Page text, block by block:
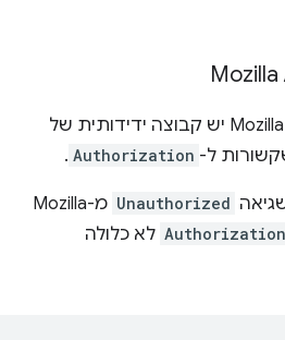
ב-Firefox וב-Mozilla AutoPush יש קבוצה ידידותית של
ל- Authorization
.
Unauthorized
מ-Mozilla
Authorization לא כלולה